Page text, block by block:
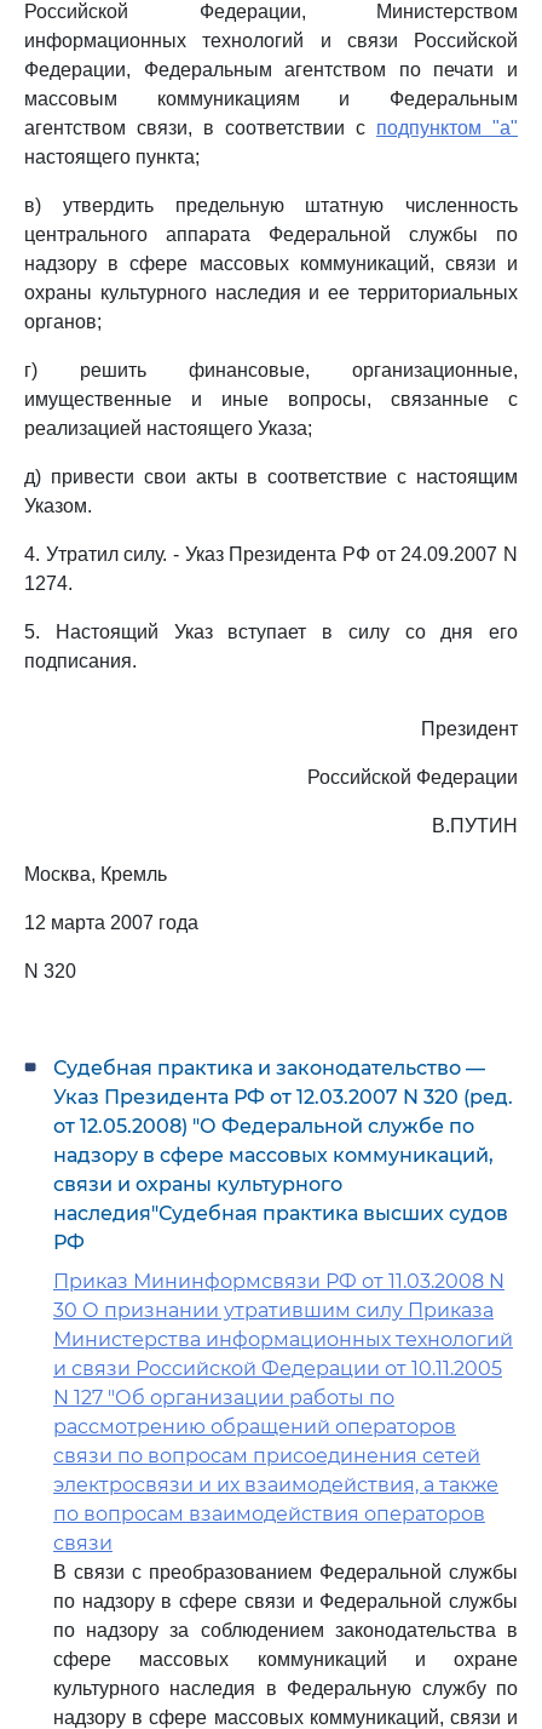
Российской Федерации, Министерством
информационных технологий и связи Российской
Федерации, Федеральным агентством по печати и
массовым коммуникациям и Федеральным
агентством связи, в соответствии с подпунктом "а"
настоящего пункта;
в) утвердить предельную штатную численность
центрального аппарата Федеральной службы по
надзору в сфере массовых коммуникаций, связи и
охраны культурного наследия и ее территориальных
органов;
г) решить финансовые, организационные,
имущественные и иные вопросы, связанные с
реализацией настоящего Указа;
д) привести свои акты в соответствие с настоящим
Указом.
4. Утратил силу. - Указ Президента РФ от 24.09.2007 N
1274.
5. Настоящий Указ вступает в силу со дня его
подписания.
Президент
Российской Федерации
В.ПУТИН
Москва, Кремль
12 марта 2007 года
N 320
Судебная практика и законодательство —
Указ Президента РФ от 12.03.2007 N 320 (ред.
от 12.05.2008) "О Федеральной службе по
надзору в сфере массовых коммуникаций,
связи и охраны культурного
наследия"Судебная практика высших судов
РФ
Приказ Мининформсвязи РФ от 11.03.2008 N
30 О признании утратившим силу Приказа
Министерства информационных технологий
и связи Российской Федерации от 10.11.2005
N 127 "Об организации работы по
рассмотрению обращений операторов
связи по вопросам присоединения сетей
электросвязи и их взаимодействия, а также
по вопросам взаимодействия операторов
связи
В связи с преобразованием Федеральной службы
по надзору в сфере связи и Федеральной службы
по надзору за соблюдением законодательства в
сфере массовых коммуникаций и охране
культурного наследия в Федеральную службу по
надзору в сфере массовых коммуникаций, связи и